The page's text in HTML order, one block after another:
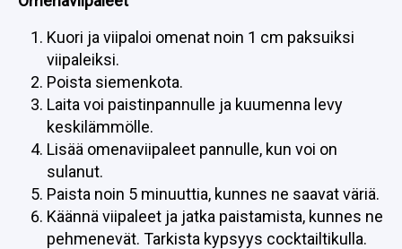
Kuori ja viipaloi omenat noin 1 cm paksuiksi
viipaleiksi.
Poista siemenkota.
Laita voi paistinpannulle ja kuumenna levy
keskilämmölle.
Lisää omenaviipaleet pannulle, kun voi on
sulanut.
Paista noin 5 minuuttia, kunnes ne saavat väriä.
Käännä viipaleet ja jatka paistamista, kunnes ne
pehmenevät. Tarkista kypsyys cocktailtikulla.